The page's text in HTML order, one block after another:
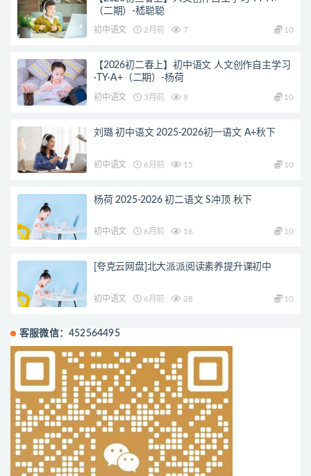
（二期）-嵇聪聪
初中语文 2月前 7 10
【2026初二春上】初中语文 人文创作自主学习
·TY·A+（二期）-杨荷
初中语文 3月前 8 10
刘璐 初中语文 2025-2026初一语文 A+秋下
初中语文 6月前 15 10
杨荷 2025-2026 初二语文 S冲顶 秋下
初中语文 6月前 16 10
[夸克云网盘]北大派派阅读素养提升课初中
初中语文 6月前 28 10
客服微信：452564495